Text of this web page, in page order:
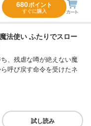
680ポイント
すぐに購入
法使い ふたりでスロー
、残虐な噂が絶えない魔
呼び戻す命令を受けたネ
試し読み